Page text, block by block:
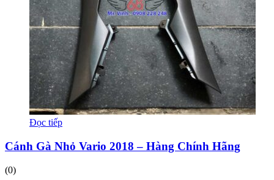
Đọc tiếp
Cánh Gà Nhỏ Vario 2018 – Hàng Chính Hãng
(0)